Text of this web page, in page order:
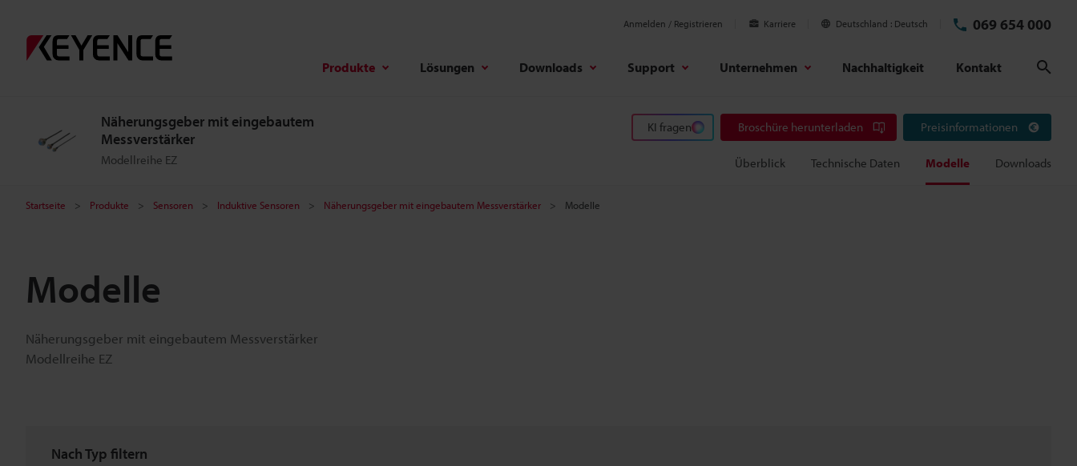
Anmelden / Registrieren Karriere Deutschland Deutsch 069 654 000
Produkte Lösungen Downloads Support Unternehmen Nachhaltigkeit Kontakt
Näherungsgeber mit eingebautem
Messverstärker
Modellreihe EZ
KI fragen Broschüre herunterladen Preisinformationen
Überblick Technische Daten Modelle Downloads
Startseite Produkte Sensoren Induktive Sensoren Näherungsgeber mit eingebautem Messverstärker Modelle
Modelle
Näherungsgeber mit eingebautem Messverstärker
Modellreihe EZ
Nach Typ filtern